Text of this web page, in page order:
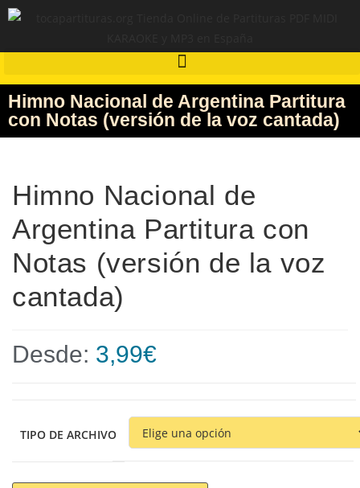
Himno Nacional de Argentina Partitura
con Notas (versión de la voz cantada)
Himno Nacional de
Argentina Partitura con
Notas (versión de la voz
cantada)
Desde: 3,99€
TIPO DE ARCHIVO